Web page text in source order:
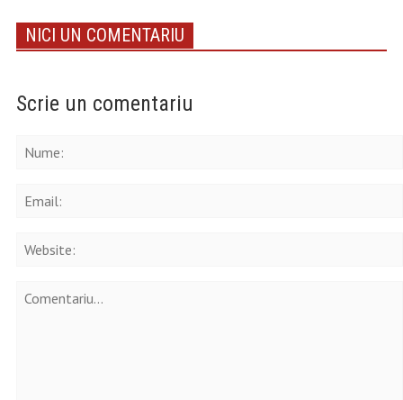
NICI UN COMENTARIU
Scrie un comentariu